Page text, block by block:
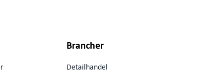
Brancher
Detailhandel